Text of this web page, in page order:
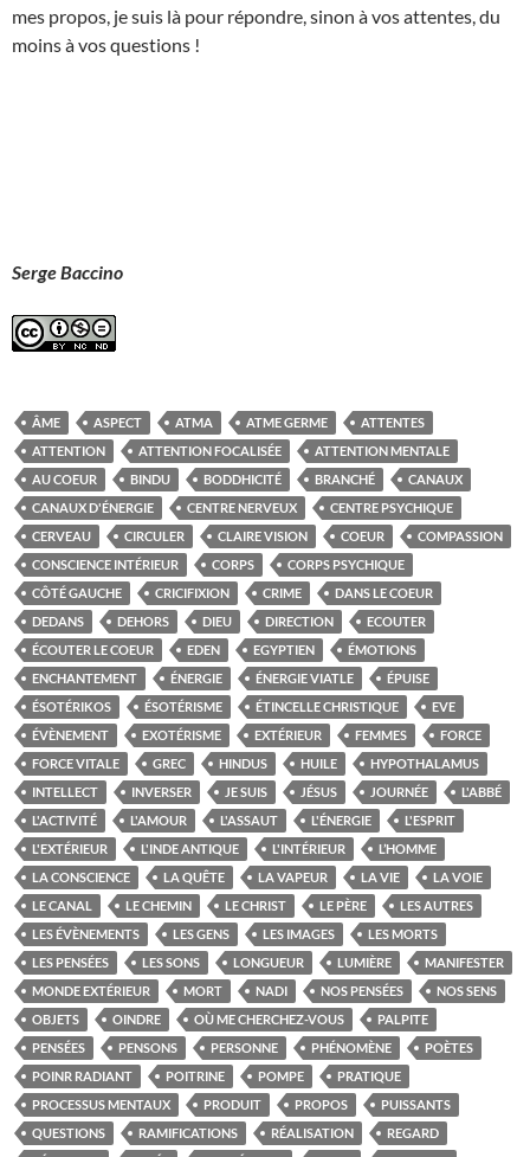
mes propos, je suis là pour répondre, sinon à vos attentes, du
moins à vos questions !
Serge Baccino
ÂME ASPECT ATMA ATME GERME
ATTENTES
ATTENTION
ATTENTION FOCALISÉE
ATTENTION MENTALE
AU COEUR
BINDU BODDHICITÉ BRANCHÉ
CANAUX
CANAUX D'ÉNERGIE
CENTRE NERVEUX
CENTRE PSYCHIQUE
CERVEAU
CIRCULER CLAIRE VISION COEUR
COMPASSION
CONSCIENCE INTÉRIEUR
CORPS
CORPS PSYCHIQUE
CÔTÉ GAUCHE
CRICIFIXION CRIME
DANS LE COEUR
DEDANS
DEHORS DIEU DIRECTION
ECOUTER
ÉCOUTER LE COEUR
EDEN EGYPTIEN
ÉMOTIONS
ENCHANTEMENT
ÉNERGIE ÉNERGIE VIATLE
ÉPUISE
ÉSOTÉRIKOS
ÉSOTÉRISME ÉTINCELLE CHRISTIQUE
EVE
ÉVÈNEMENT
EXOTÉRISME EXTÉRIEUR FEMMES
FORCE
FORCE VITALE
GREC HINDUS HUILE
HYPOTHALAMUS
INTELLECT
INVERSER JE SUIS JÉSUS JOURNÉE
L'ABBÉ
L'ACTIVITÉ
L'AMOUR L'ASSAUT L'ÉNERGIE
L'ESPRIT
L'EXTÉRIEUR
L'INDE ANTIQUE L'INTÉRIEUR
L’HOMME
LA CONSCIENCE
LA QUÊTE LA VAPEUR LA VIE
LA VOIE
LE CANAL
LE CHEMIN LE CHRIST LE PÈRE
LES AUTRES
LES ÉVÈNEMENTS
LES GENS LES IMAGES
LES MORTS
LES PENSÉES
LES SONS LONGUEUR LUMIÈRE
MANIFESTER
MONDE EXTÉRIEUR
MORT NADI NOS PENSÉES
NOS SENS
OBJETS
OINDRE OÙ ME CHERCHEZ-VOUS
PALPITE
PENSÉES
PENSONS PERSONNE PHÉNOMÈNE
POÈTES
POINR RADIANT
POITRINE POMPE
PRATIQUE
PROCESSUS MENTAUX
PRODUIT PROPOS
PUISSANTS
QUESTIONS
RAMIFICATIONS RÉALISATION
REGARD